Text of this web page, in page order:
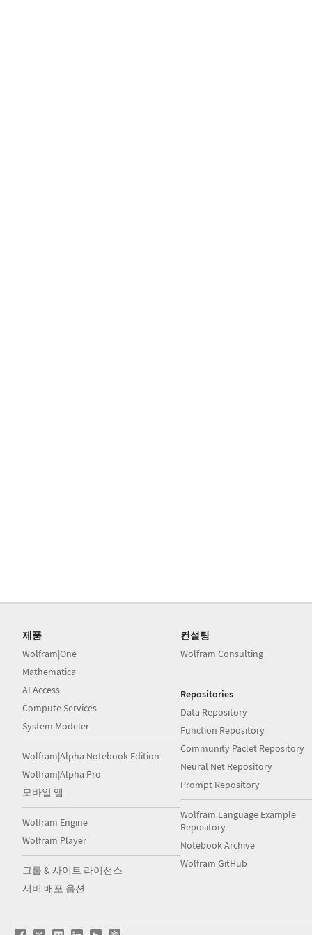
제품
Wolfram|One
Mathematica
AI Access
Compute Services
System Modeler
Wolfram|Alpha Notebook Edition
Wolfram|Alpha Pro
모바일 앱
Wolfram Engine
Wolfram Player
그룹 & 사이트 라이선스
서버 배포 옵션
컨설팅
Wolfram Consulting
Repositories
Data Repository
Function Repository
Community Paclet Repository
Neural Net Repository
Prompt Repository
Wolfram Language Example
Repository
Notebook Archive
Wolfram GitHub